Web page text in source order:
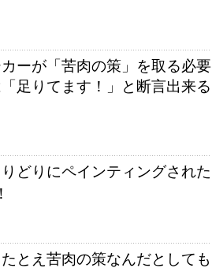
ーが「苦肉の策」を取る必要
足りてます！」と断言出来る
どりにペインティングされた
とえ苦肉の策なんだとしても